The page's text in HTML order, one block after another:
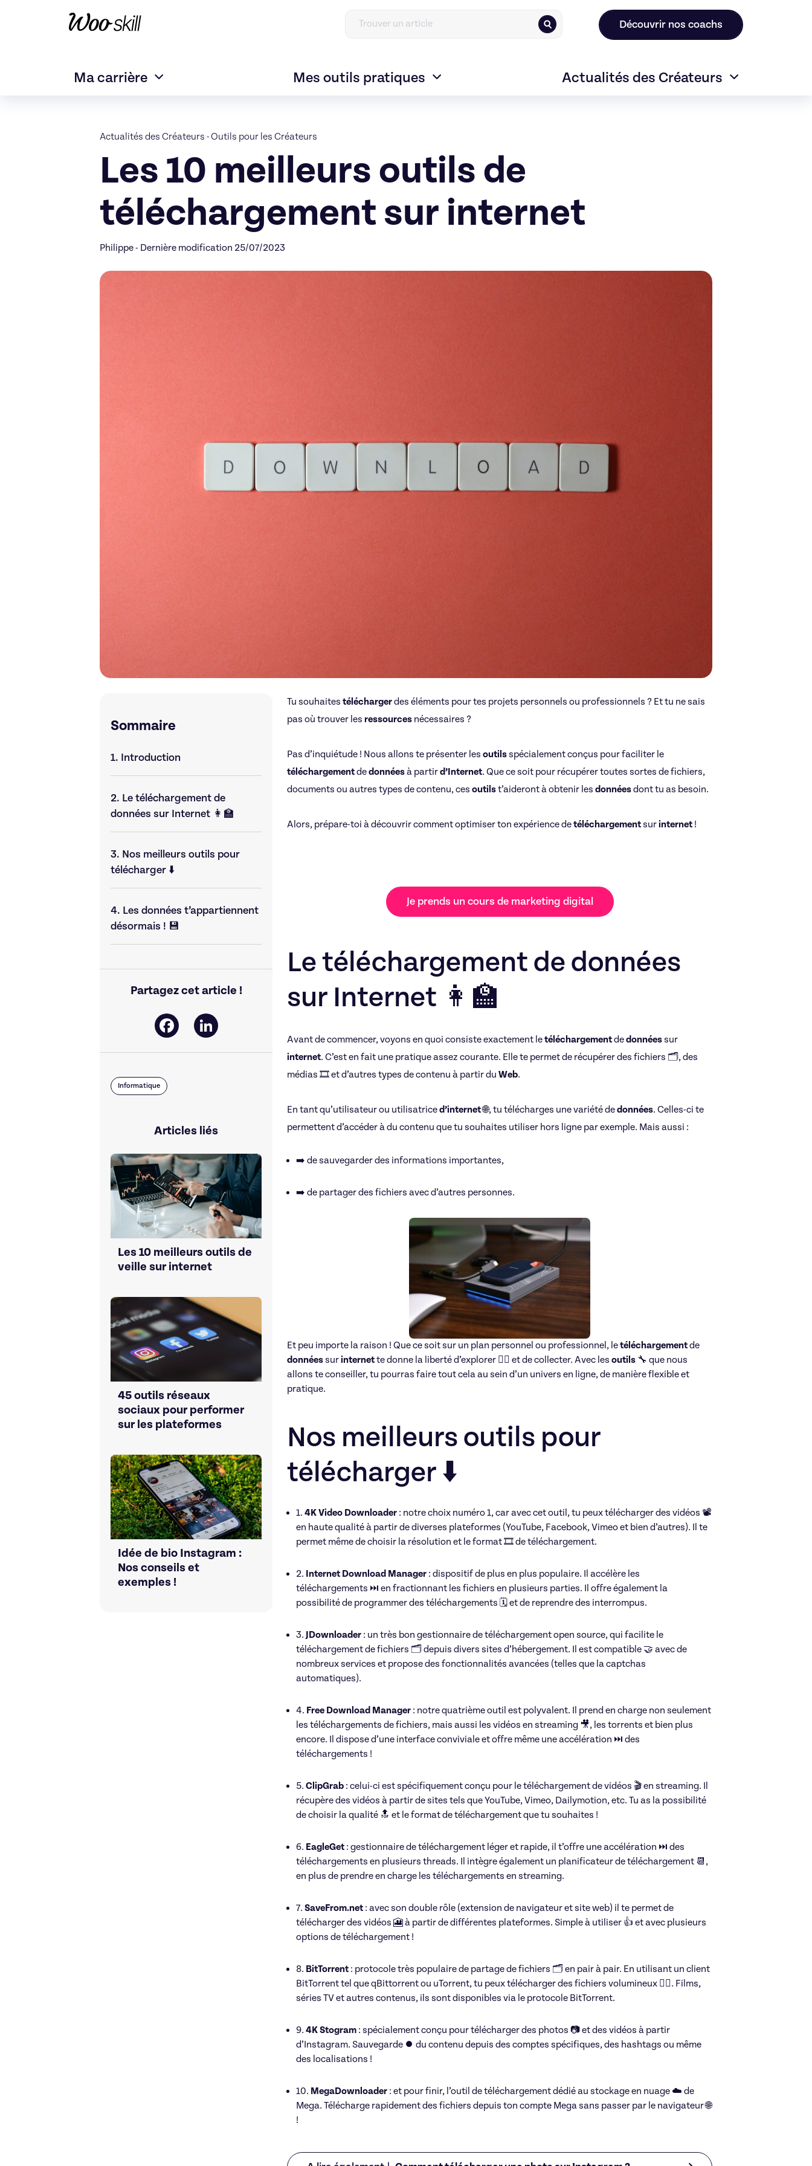
Découvrir nos coachs
Ma carrière Mes outils pratiques Actualités des Créateurs
Actualités des Créateurs -Outils pour les Créateurs
Les 10 meilleurs outils de
téléchargement sur internet
Philippe - Dernière modification 25/07/2023
Sommaire
1. Introduction
2. Le téléchargement de
données sur Internet 👩‍🏫
3. Nos meilleurs outils pour
télécharger ⬇️
4. Les données t’appartiennent
désormais ! 💾
Partagez cet article !
Facebook
LinkedIn
Informatique
Articles liés
Les 10 meilleurs outils de
veille sur internet
45 outils réseaux
sociaux pour performer
sur les plateformes
Idée de bio Instagram :
Nos conseils et
exemples !
Tu souhaites téléchargerdes éléments pour tes projets personnels ou professionnels ? Et tu ne sais
pas où trouver les ressources nécessaires ?
Pas d’inquiétude ! Nous allons te présenter les outilsspécialement conçus pour faciliter le
téléchargementdedonnéesà partird’Internet. Que ce soit pour récupérer toutes sortes de fichiers,
documents ou autres types de contenu, ces outilst’aideront à obtenir les donnéesdont tu as besoin.
Alors, prépare-toi à découvrir comment optimiser ton expérience detéléchargementsurinternet !
Je prends un cours de marketing digital
Le téléchargement de données
sur Internet 👩‍🏫
Avant de commencer, voyons en quoi consiste exactement letéléchargementdedonnéessur
internet. C’est en fait une pratique assez courante. Elle te permet de récupérer des fichiers 🗂️, des
médias 🎞️ et d’autres types de contenu à partir du Web.
En tant qu’utilisateur ou utilisatriced’internet🌐, tu télécharges une variété dedonnées. Celles-ci te
permettent d’accéder à du contenu que tu souhaites utiliser hors ligne par exemple. Mais aussi :
➡️ de sauvegarder des informations importantes,
➡️ de partager des fichiers avec d’autres personnes.
Et peu importe la raison ! Que ce soit sur un plan personnel ou professionnel, letéléchargementde
donnéessurinternette donne la liberté d’explorer 🕵️‍♀️ et de collecter. Avec les outils 🔧 que nous
allons te conseiller, tu pourras faire tout cela au sein d’un univers en ligne, de manière flexible et
pratique.
Nos meilleurs outils pour
télécharger ⬇️
1. 4K Video Downloader : notre choix numéro 1, car avec cet outil, tu peux télécharger des vidéos 📽️
en haute qualité à partir de diverses plateformes (YouTube, Facebook, Vimeo et bien d’autres). Il te
permet même de choisir la résolution et le format 🎞️ de téléchargement.
2. Internet Download Manager : dispositif de plus en plus populaire. Il accélère les
téléchargements ⏭️ en fractionnant les fichiers en plusieurs parties. Il offre également la
possibilité de programmer des téléchargements 🗓️ et de reprendre des interrompus.
3.JDownloader : un très bon gestionnaire de téléchargement open source, qui facilite le
téléchargement de fichiers 🗂️ depuis divers sites d’hébergement. Il est compatible 🤝 avec de
nombreux services et propose des fonctionnalités avancées (telles que la captchas
automatiques).
4. Free Download Manager : notre quatrième outil est polyvalent. Il prend en charge non seulement
les téléchargements de fichiers, mais aussi les vidéos en streaming 🎥, les torrents et bien plus
encore. Il dispose d’une interface conviviale et offre même une accélération ⏭️ des
téléchargements !
5. ClipGrab : celui-ci est spécifiquement conçu pour le téléchargement de vidéos 🎬 en streaming. Il
récupère des vidéos à partir de sites tels que YouTube, Vimeo, Dailymotion, etc. Tu as la possibilité
de choisir la qualité 🔝 et le format de téléchargement que tu souhaites !
6. EagleGet : gestionnaire de téléchargement léger et rapide, il t’offre une accélération ⏭️ des
téléchargements en plusieurs threads. Il intègre également un planificateur de téléchargement 📆,
en plus de prendre en charge les téléchargements en streaming.
7. SaveFrom.net : avec son double rôle (extension de navigateur et site web) il te permet de
télécharger des vidéos 🎦 à partir de différentes plateformes. Simple à utiliser 👍 et avec plusieurs
options de téléchargement !
8. BitTorrent : protocole très populaire de partage de fichiers 🗂️ en pair à pair. En utilisant un client
BitTorrent tel que qBittorrent ou uTorrent, tu peux télécharger des fichiers volumineux 🏋️‍♂️. Films,
séries TV et autres contenus, ils sont disponibles via le protocole BitTorrent.
9. 4K Stogram : spécialement conçu pour télécharger des photos 📷 et des vidéos à partir
d’Instagram. Sauvegarde ⏺️ du contenu depuis des comptes spécifiques, des hashtags ou même
des localisations !
10. MegaDownloader : et pour finir, l’outil de téléchargement dédié au stockage en nuage ☁️ de
Mega. Télécharge rapidement des fichiers depuis ton compte Mega sans passer par le navigateur 🌐
!
Aymene
140€/h
Réseaux sociaux
Ptisham